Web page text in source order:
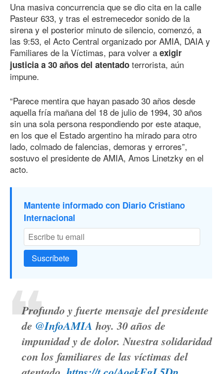
Una masiva concurrencia que se dio cita en la calle
Pasteur 633, y tras el estremecedor sonido de la
sirena y el posterior minuto de silencio, comenzó, a
las 9:53, el Acto Central organizado por AMIA, DAIA y
Familiares de la Víctimas, para volver a exigir
justicia a 30 años del atentado terrorista, aún
impune.
“Parece mentira que hayan pasado 30 años desde
aquella fría mañana del 18 de julio de 1994, 30 años
sin una sola persona respondiendo por este ataque,
en los que el Estado argentino ha mirado para otro
lado, colmado de falencias, demoras y errores”,
sostuvo el presidente de AMIA, Amos Linetzky en el
acto.
Mantente informado con Diario Cristiano
Internacional
Suscríbete
Profundo y fuerte mensaje del presidente
de @InfoAMIA hoy. 30 años de
impunidad y de dolor. Nuestra solidaridad
con los familiares de las víctimas del